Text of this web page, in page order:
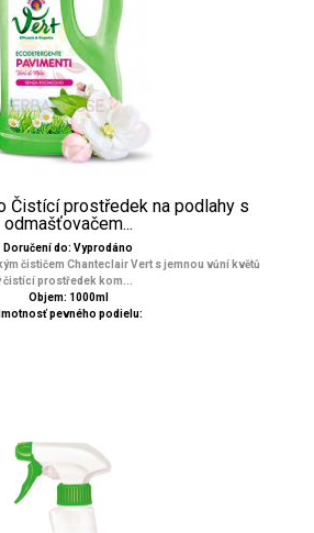
Čistící prostředek na podlahy s
odmašťovačem...
Doručení do: Vyprodáno
čističem Chanteclair Vert s jemnou vůní květů
čistící prostředek kom...
Objem: 1000ml
pevného podielu: